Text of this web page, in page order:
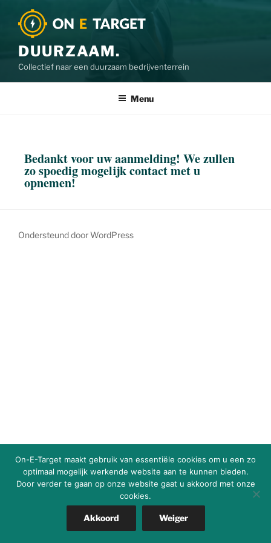
DUURZAAM.
Collectief naar een duurzaam bedrijventerrein
Menu
Bedankt voor uw aanmelding! We zullen
zo spoedig mogelijk contact met u
opnemen!
Ondersteund door WordPress
On-E-Target maakt gebruik van essentiële cookies om u een zo
optimaal mogelijk werkende website aan te kunnen bieden.
Door verder te gaan op onze website gaat u akkoord met onze
cookies.
Akkoord Weiger